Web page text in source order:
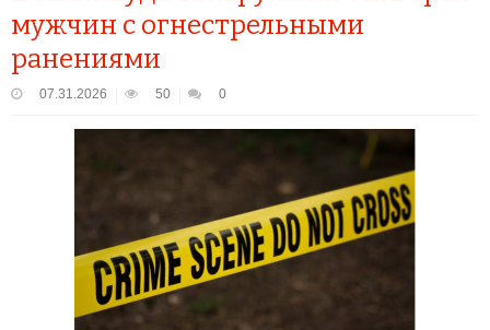
мужчин с огнестрельными
ранениями
07.31.2026 50 0